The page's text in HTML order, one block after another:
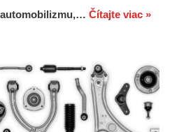
automobilizmu,… Čítajte viac »